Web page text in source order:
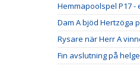
Hemmapoolspel P17 -
Dam A bjöd Hertzöga
Rysare när Herr A
Fin avslutning på